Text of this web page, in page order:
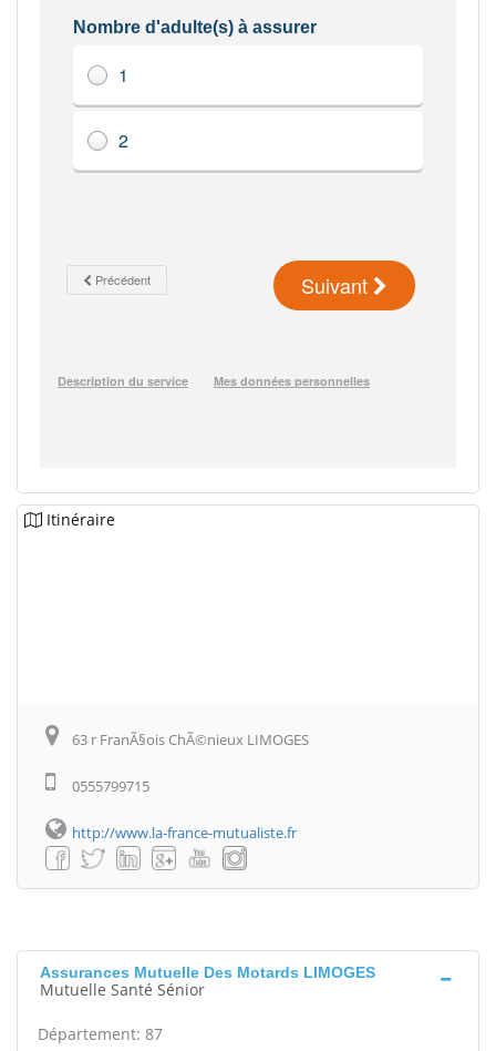
Itinéraire
63 r FranÃ§ois ChÃ©nieux LIMOGES
0555799715
http://www.la-france-mutualiste.fr
Assurances Mutuelle Des Motards LIMOGES
Mutuelle Santé Sénior
Département: 87